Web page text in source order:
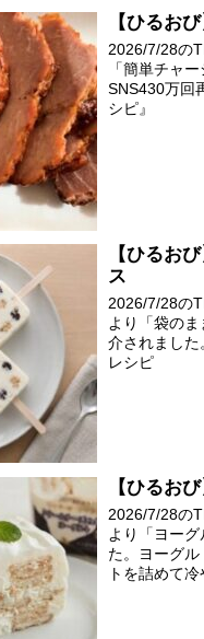
【ひるお
2026/7/28の
「簡単チャ
SNS430万回
シピ』
【ひるお
ス
2026/7/28の
より「袋の
介されました
レシピ
【ひるお
2026/7/28の
より「ヨー
た。ヨーグ
トを詰めて冷